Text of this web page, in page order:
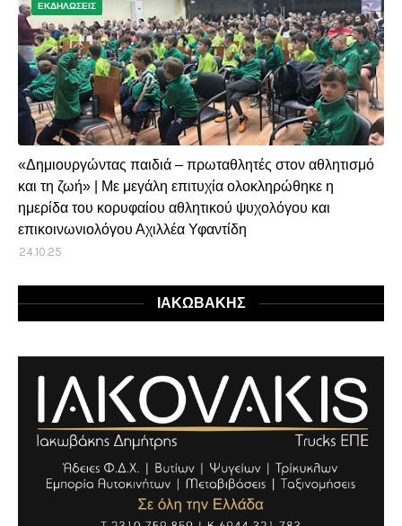
ΕΚΔΗΛΩΣΕΙΣ
«Δημιουργώντας παιδιά – πρωταθλητές στον αθλητισμό
και τη ζωή» | Με μεγάλη επιτυχία ολοκληρώθηκε η
ημερίδα του κορυφαίου αθλητικού ψυχολόγου και
επικοινωνιολόγου Αχιλλέα Υφαντίδη
24.10.25
ΙΑΚΩΒΑΚΗΣ